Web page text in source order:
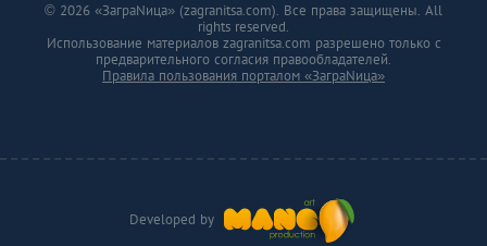
Developed by
© 2026 «ЗаграNица» (zagranitsa.com). Все права защищены. All
rights reserved.
Использование материалов zagranitsa.com разрешено только с
предварительного согласия правообладателей.
Правила пользования порталом «ЗаграNица»